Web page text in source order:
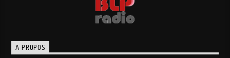
A PROPOS